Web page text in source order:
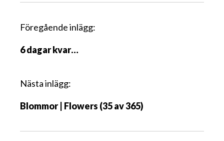
I
l
g
s
a
Föregående inlägg:
6 dagar kvar…
Nästa inlägg:
Blommor | Flowers (35 av 365)